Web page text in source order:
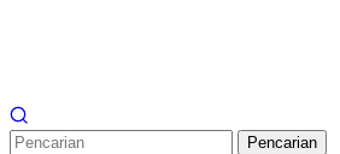
Pencarian